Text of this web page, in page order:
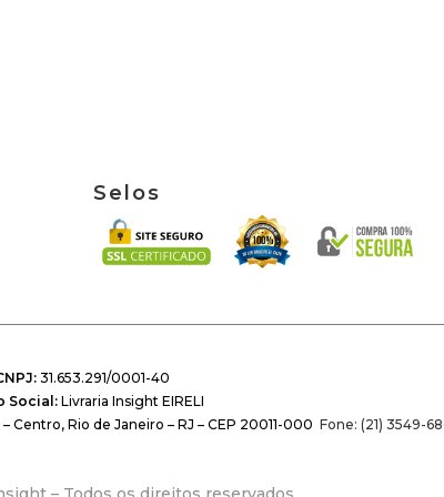
Selos
31.653.291/0001-40
Social: Livraria Insight EIRELI
Centro, Rio de Janeiro – RJ – CEP 20011-000 Fone: (21) 3549-